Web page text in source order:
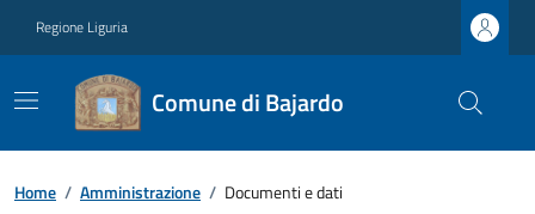
Regione Liguria
Comune di Bajardo
Home / Amministrazione / Documenti e dati